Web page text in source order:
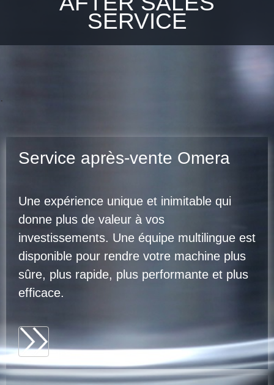
SERVICE
.
Service après-vente Omera
Une expérience unique et inimitable qui
donne plus de valeur à vos
investissements. Une équipe multilingue est
disponible pour rendre votre machine plus
sûre, plus rapide, plus performante et plus
efficace.